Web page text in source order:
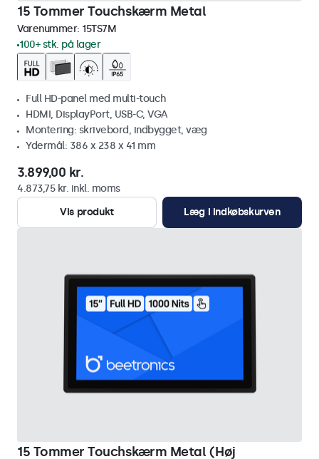
15 Tommer Touchskærm Metal
Varenummer: 15TS7M
100+ stk. på lager
Full HD-panel med multi-touch
HDMI, DisplayPort, USB-C, VGA
Montering: skrivebord, indbygget, væg
Ydermål: 386 x 238 x 41 mm
3.899,00 kr.
4.873,75 kr. inkl. moms
Vis produkt
Læg i indkøbskurven
15 Tommer Touchskærm Metal (Høj